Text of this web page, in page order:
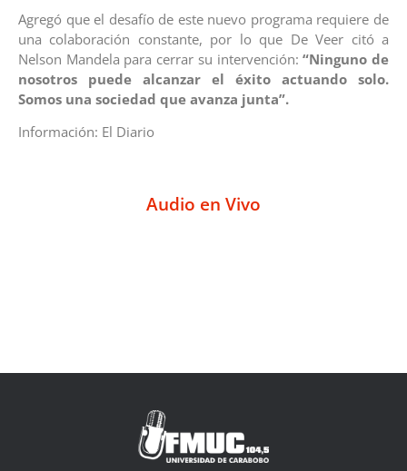
Agregó que el desafío de este nuevo programa requiere de
una colaboración constante, por lo que De Veer citó a
Nelson Mandela para cerrar su intervención:“Ninguno de
nosotros puede alcanzar el éxito actuando solo.
Somos una sociedad que avanza junta”.
Información: El Diario
Audio en Vivo